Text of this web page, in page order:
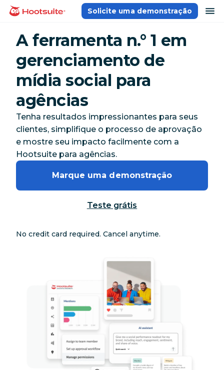
para
conteúdo
Página inicial
Solicite uma demonstração
A ferramenta n.° 1 em
gerenciamento de
mídia social para
agências
Tenha resultados impressionantes para seus
clientes, simplifique o processo de aprovação
e mostre seu impacto facilmente com a
Hootsuite para agências.
Marque uma demonstração
Teste grátis
No credit card required. Cancel anytime.